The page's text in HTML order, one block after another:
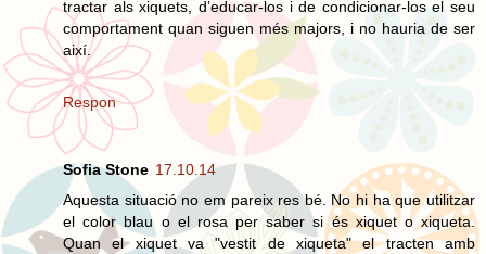
tractar als xiquets, d’educar-los i de condicionar-los el seu
comportament quan siguen més majors, i no hauria de ser
així.
Respon
Sofia Stone 17.10.14
Aquesta situació no em pareix res bé. No hi ha que utilitzar
el color blau o el rosa per saber si és xiquet o xiqueta.
Quan el xiquet va "vestit de xiqueta" el tracten amb